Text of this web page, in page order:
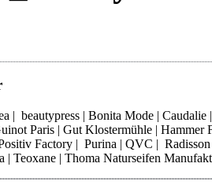
| beautypress | Bonita Mode |
Paris | Gut Klostermühle |
Factory | Purina | QVC |
| Teoxane | Thoma Naturseifen